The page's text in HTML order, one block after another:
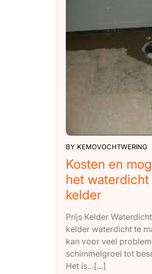
BY KEMOVOCHTWERING
Kosten en
het waterdicht
kelder
Prijs Kelder
kelder waterdicht te
kan voor veel
schimmelgroei tot
Het is…[...]